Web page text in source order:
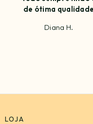
de ótima qualidade
Diana H.
LOJA